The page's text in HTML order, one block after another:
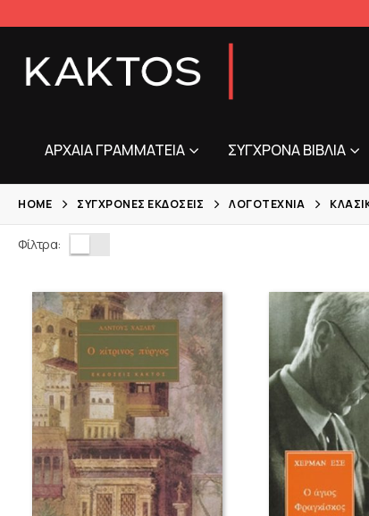
ΑΡΧΑΊΑ ΓΡΑΜΜΑΤΕΊΑ ΣΎΓΧΡΟΝΑ ΒΙΒΛΊΑ
HOME ΣΎΓΧΡΟΝΕΣ ΕΚΔΌΣΕΙΣ ΛΟΓΟΤΕΧΝΊΑ
Φίλτρα: